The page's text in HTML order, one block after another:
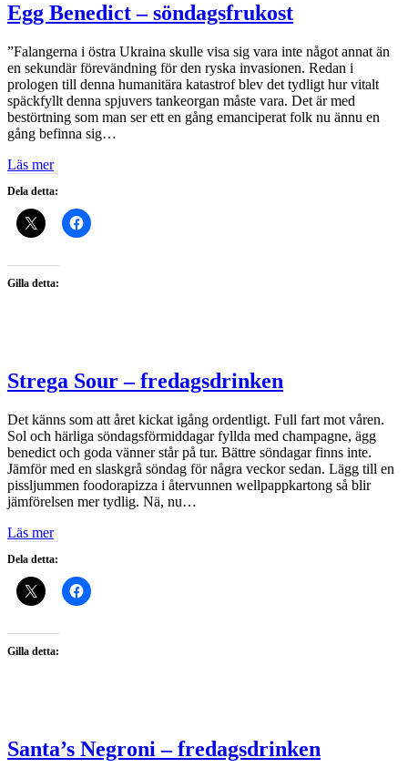
Egg Benedict – söndagsfrukost
”Falangerna i östra Ukraina skulle visa sig vara inte något annat än
en sekundär förevändning för den ryska invasionen. Redan i
prologen till denna humanitära katastrof blev det tydligt hur vitalt
späckfyllt denna spjuvers tankeorgan måste vara. Det är med
bestörtning som man ser ett en gång emanciperat folk nu ännu en
gång befinna sig…
Läs mer
Dela detta:
Gilla detta:
Strega Sour – fredagsdrinken
Det känns som att året kickat igång ordentligt. Full fart mot våren.
Sol och härliga söndagsförmiddagar fyllda med champagne, ägg
benedict och goda vänner står på tur. Bättre söndagar finns inte.
Jämför med en slaskgrå söndag för några veckor sedan. Lägg till en
pissljummen foodorapizza i återvunnen wellpappkartong så blir
jämförelsen mer tydlig. Nä, nu…
Läs mer
Dela detta:
Gilla detta:
Santa’s Negroni – fredagsdrinken